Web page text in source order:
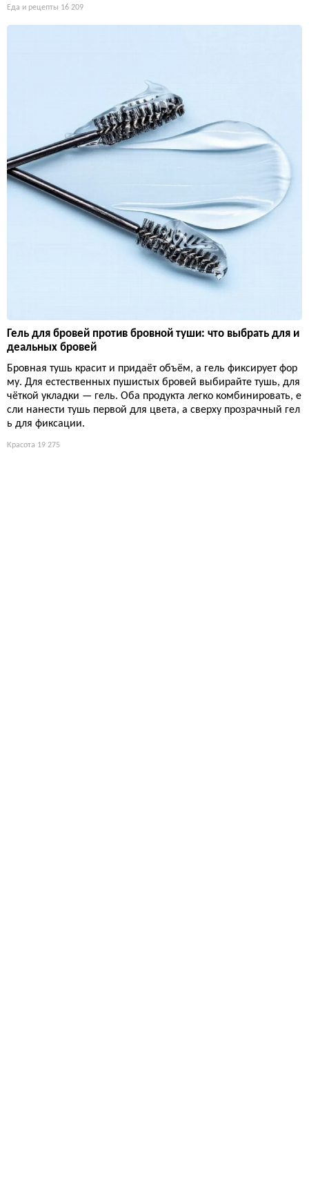
Еда и рецепты 16 209
Гель для бровей против бровной туши: что выбрать для и
деальных бровей
Бровная тушь красит и придаёт объём, а гель фиксирует фор
му. Для естественных пушистых бровей выбирайте тушь, для
чёткой укладки — гель. Оба продукта легко комбинировать, е
сли нанести тушь первой для цвета, а сверху прозрачный гел
ь для фиксации.
Красота 19 275